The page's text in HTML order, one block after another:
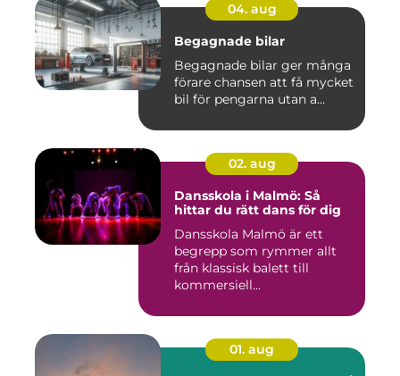
04. aug
Begagnade bilar
Begagnade bilar ger många
förare chansen att få mycket
bil för pengarna utan a...
02. aug
Dansskola i Malmö: Så
hittar du rätt dans för dig
Dansskola Malmö är ett
begrepp som rymmer allt
från klassisk balett till
kommersiell...
01. aug